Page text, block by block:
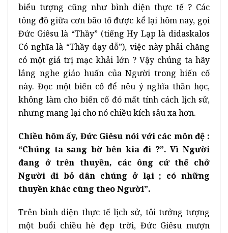
biểu tượng cũng như bình diện thực tế ? Các
tông đồ giữa cơn bão tố được kể lại hôm nay, gọi
Đức Giêsu là “Thầy” (tiếng Hy Lạp là didaskalos
Có nghĩa là “Thầy dạy dỗ”), việc này phải chăng
có một giá trị mạc khải lớn ? Vậy chúng ta hãy
lắng nghe giáo huấn của Người trong biến cố
này. Đọc một biến cố để nêu ý nghĩa thần học,
không làm cho biến cố đó mất tính cách lịch sử,
nhưng mang lại cho nó chiều kích sâu xa hơn.
Chiều hôm ấy, Đức Giêsu nói với các môn đệ :
“Chúng ta sang bờ bên kia đi ?”. Vì Người
đang ở trên thuyền, các ông cứ thế chở
Người đi bỏ dân chúng ở lại ; có những
thuyền khác cùng theo Người”.
Trên bình diện thực tế lịch sử, tôi tưởng tượng
một buổi chiều hè đẹp trời, Đức Giêsu mượn